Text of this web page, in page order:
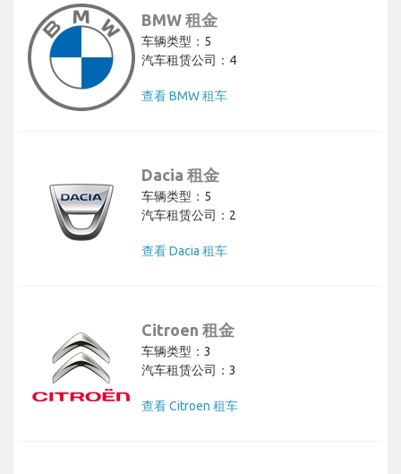
BMW 租金
车辆类型：5
汽车租赁公司：4
查看 BMW 租车
Dacia 租金
车辆类型：5
汽车租赁公司：2
查看 Dacia 租车
Citroen 租金
车辆类型：3
汽车租赁公司：3
查看 Citroen 租车